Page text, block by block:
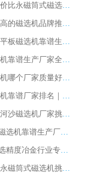
2026 高性价比永磁筒式磁选机品牌盘点 行业强者口碑实测选购完整指南
2026 评价高的磁选机品牌推荐选购指南，永磁筒式磁选机设备领域强者全景行业口碑解析
2026 国内平板磁选机靠谱生产厂家推荐排名|行业口碑选购指南，领域强者按需选设备
2026 磁选机靠谱生产厂家全梳理 分场景选型行业头部品牌选购参考攻略
2026 磁选机哪个厂家质量好？十大靠谱磁电企业排名选购指南
2026 磁选机靠谱厂家排名｜华体会手机网页版-华体会(中国) 高性价比磁选机磁电品牌
2026 顺流河沙磁选机厂家挑选攻略 | 业内口碑龙头企业高性价比品牌推荐
2026平板磁选机靠谱生产厂家选购指南 行业口碑良好品牌推荐 磁电领域实力强者
2026高分选精度冶金行业专用磁选机生产厂家,干湿式磁选机源头供应商推荐
2026 选矿永磁筒式磁选机挑选指南 华体会手机网页版-华体会(中国) 推荐品牌行业口碑佳实力突出